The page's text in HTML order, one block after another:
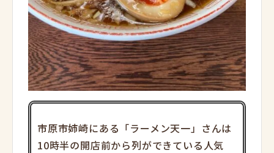
市原市姉崎にある「ラーメン天一」さんは
10時半の開店前から列ができている人気